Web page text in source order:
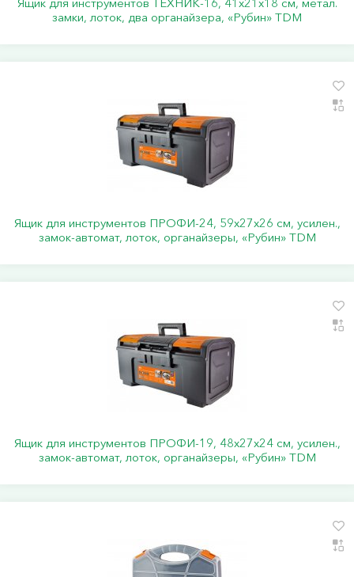
Ящик для инструментов ТЕХНИК-16, 41х21х18 см, метал.
замки, лоток, два органайзера, «Рубин» TDM
Ящик для инструментов ПРОФИ-24, 59х27х26 см, усилен.,
замок-автомат, лоток, органайзеры, «Рубин» TDM
Ящик для инструментов ПРОФИ-19, 48х27х24 см, усилен.,
замок-автомат, лоток, органайзеры, «Рубин» TDM